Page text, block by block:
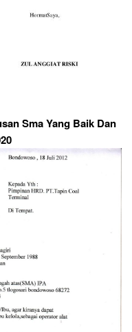
Sma Yang Baik Dan